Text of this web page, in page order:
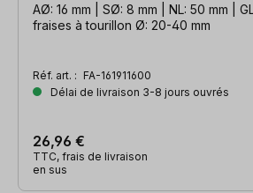
AØ: 16 mm | SØ: 8 mm | NL: 50 mm |
fraises à tourillon Ø: 20-40 mm
Réf. art. : FA-161911600
Délai de livraison 3-8 jours ouvrés
26,96 €
TTC, frais de livraison
en sus